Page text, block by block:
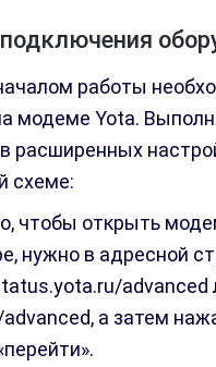
работы
модеме Yota.
расширенных
схеме:
чтобы открыть
нужно в адресной
advanced
advanced, а затем